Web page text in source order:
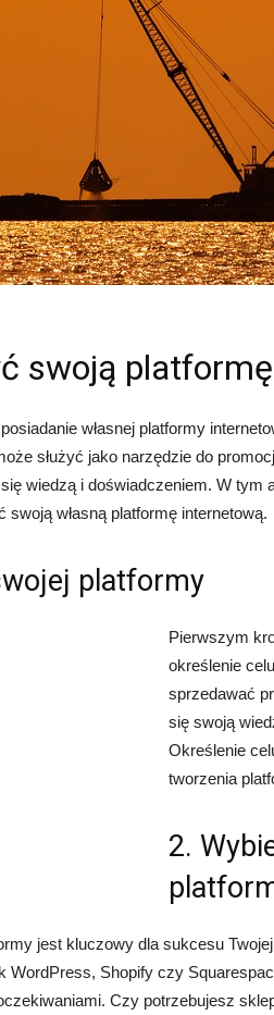
swoją
własnej platformy
służyć jako narzędzie do
wiedzą i doświadczeniem. W tym
własną platformę internetową.
platformy
Pierwszym
określenie
sprzedawać
się swoją
Określenie
tworzenia
2.
jest kluczowy dla sukcesu
WordPress, Shopify czy
Czy potrzebujesz